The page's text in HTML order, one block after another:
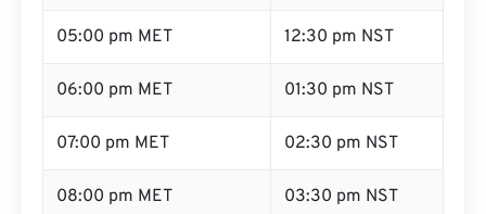
05:00 pm MET 12:30 pm NST
06:00 pm MET 01:30 pm NST
07:00 pm MET 02:30 pm NST
08:00 pm MET 03:30 pm NST